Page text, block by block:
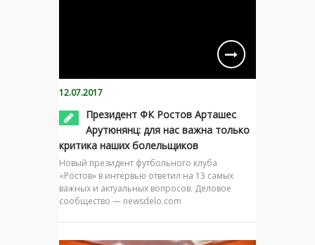
12.07.2017
Президент ФК Ростов Арташес
Арутюнянц: для нас важна только
критика наших болельщиков
Новый президент футбольного клуба
«Ростов» в интервью ответил на 13 самых
важных и актуальных вопросов. Деловое
сообщество — newsdelo.com